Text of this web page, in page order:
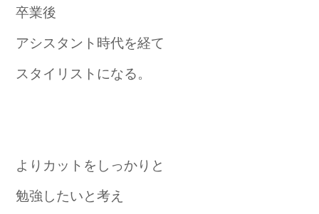
卒業後
アシスタント時代を経て
スタイリストになる。
よりカットをしっかりと
勉強したいと考え